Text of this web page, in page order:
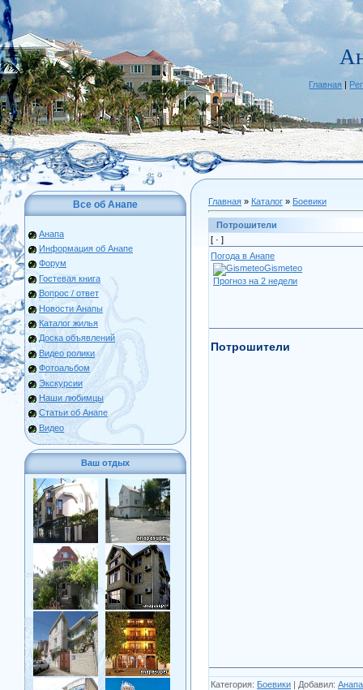
Главная |
Все об Анапе
Анапа
Информация об Анапе
Форум
Гостевая книга
Вопрос / ответ
Новости Анапы
Каталог жилья
Доска объявлений
Видео ролики
Фотоальбом
Экскурсии
Наши любимцы
Статьи об Анапе
Видео
Ваш отдых
Главная » Каталог » Боевики
Потрошители
[ · ]
Погода в Анапе
Gismeteo
Прогноз на 2 недели
Потрошители
Категория: Боевики | Добавил: Анапа